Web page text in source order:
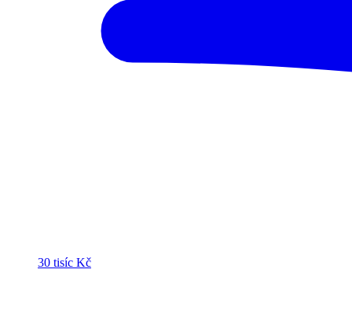
30 tisíc Kč